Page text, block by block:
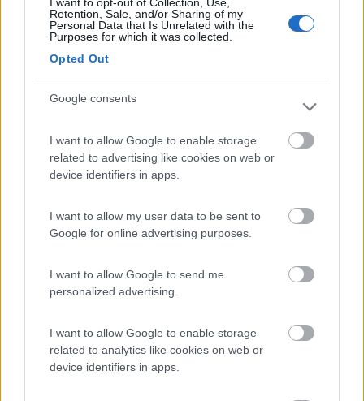
Retention, Sale, and/or Sharing of my
Personal Data that Is Unrelated with the
Purposes for which it was collected.
Opted Out
Google consents
I want to allow Google to enable storage
related to advertising like cookies on web or
device identifiers in apps.
I want to allow my user data to be sent to
Google for online advertising purposes.
I want to allow Google to send me
personalized advertising.
I want to allow Google to enable storage
related to analytics like cookies on web or
device identifiers in apps.
Caratteristiche
trekking, pesca, cicloturismo
Caratteristiche Posizione
Uguccione 20/11/2011 9:57
Da provare